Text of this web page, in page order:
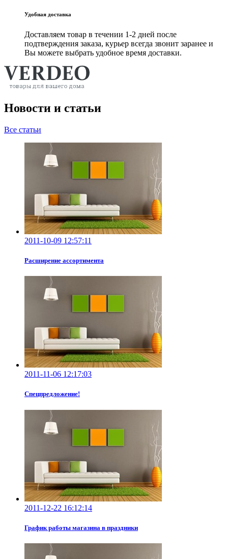
Удобная доставка
Доставляем товар в течении 1-2 дней после
подтверждения заказа, курьер всегда звонит заранее и
Вы можете выбрать удобное время доставки.
Новости и статьи
Все статьи
2011-10-09 12:57:11
Расширение ассортимента
2011-11-06 12:17:03
Спецпредложение!
2011-12-22 16:12:14
График работы магазина в праздники